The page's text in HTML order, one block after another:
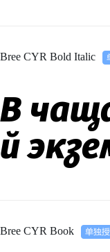
Bree CYR Bold Italic
В
й
Bree CYR Book